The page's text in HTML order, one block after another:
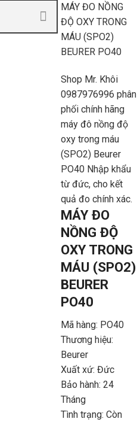
MÁY ĐO NỒNG
ĐỘ OXY TRONG
MÁU (SPO2)
BEURER PO40
Shop Mr. Khôi
0987976996 phân
phối chính hãng
máy đô nồng độ
oxy trong máu
(SPO2) Beurer
PO40 Nhập khẩu
từ đức, cho kết
quả đo chính xác.
MÁY ĐO
NỒNG ĐỘ
OXY TRONG
MÁU (SPO2)
BEURER
PO40
Mã hàng: PO40
Thương hiệu:
Beurer
Xuất xứ: Đức
Bảo hành: 24
Tháng
Tình trạng: Còn